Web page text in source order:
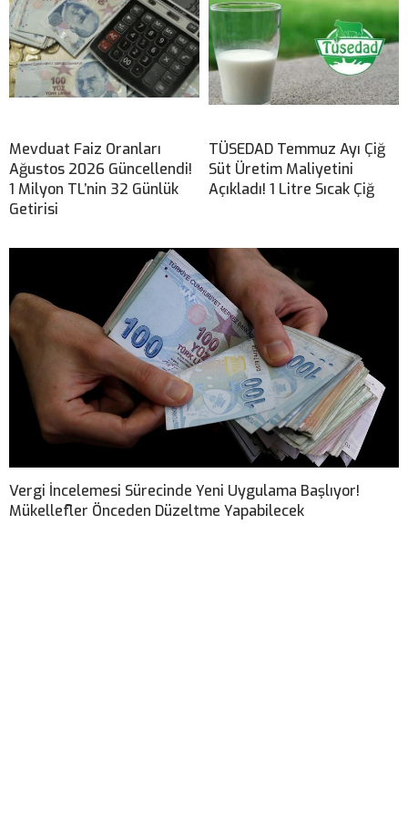
Mevduat Faiz Oranları
Ağustos 2026 Güncellendi!
1 Milyon TL’nin 32 Günlük
Getirisi
TÜSEDAD Temmuz Ayı Çiğ
Süt Üretim Maliyetini
Açıkladı! 1 Litre Sıcak Çiğ
Vergi İncelemesi Sürecinde Yeni Uygulama Başlıyor!
Mükellefler Önceden Düzeltme Yapabilecek